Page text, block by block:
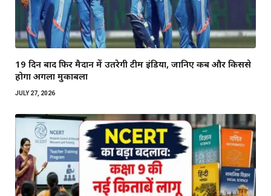
19 दिन बाद फिर मैदान में उतरेगी टीम इंडिया, जानिए कब और किससे
होगा अगला मुकाबला
JULY 27, 2026